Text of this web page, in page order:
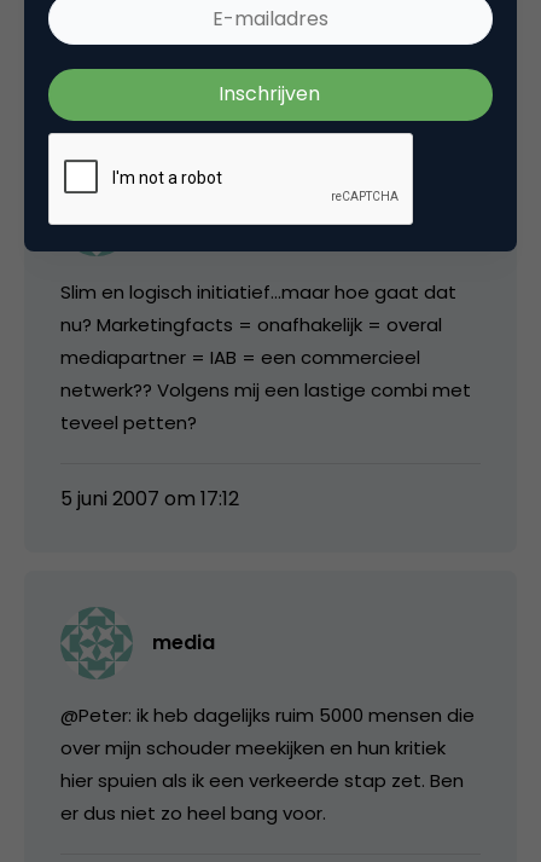
5 juni 2007 om 16:07
Peter
Slim en logisch initiatief…maar hoe gaat dat
nu? Marketingfacts = onafhakelijk = overal
mediapartner = IAB = een commercieel
netwerk?? Volgens mij een lastige combi met
teveel petten?
5 juni 2007 om 17:12
media
@Peter: ik heb dagelijks ruim 5000 mensen die
over mijn schouder meekijken en hun kritiek
hier spuien als ik een verkeerde stap zet. Ben
er dus niet zo heel bang voor.